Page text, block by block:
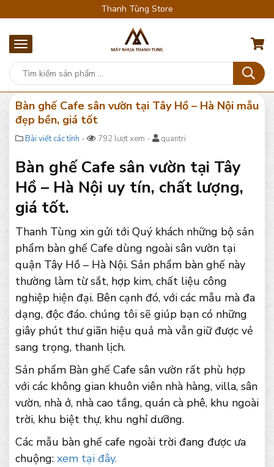
Thanh Tùng Store
Bàn ghế Cafe sân vườn tại Tây Hồ – Hà Nội mẫu
đẹp bền, giá tốt
Bài viết các tỉnh - 792 lượt xem - quantri
Bàn ghế Cafe sân vườn tại Tây
Hồ – Hà Nội uy tín, chất lượng,
giá tốt.
Thanh Tùng xin gửi tới Quý khách những bộ sản
phẩm bàn ghế Cafe dùng ngoài sân vườn tại
quận Tây Hồ – Hà Nội. Sản phẩm bàn ghế này
thường làm từ sắt, hợp kim, chất liệu công
nghiệp hiện đại. Bên cạnh đó, với các mẫu mà đa
dạng, độc đáo. chúng tôi sẽ giúp bạn có những
giây phút thư giãn hiệu quả mà vẫn giữ được vẻ
sang trọng, thanh lịch.
Sản phẩm Bàn ghế Cafe sân vườn rất phù hợp
với các không gian khuôn viên nhà hàng, villa, sân
vườn, nhà ở, nhà cao tầng, quán cà phê, khu ngoài
trời, khu biệt thự, khu nghỉ dưỡng.
Các mẫu bàn ghế cafe ngoài trời đang được ưa
chuộng: xem tại đây.